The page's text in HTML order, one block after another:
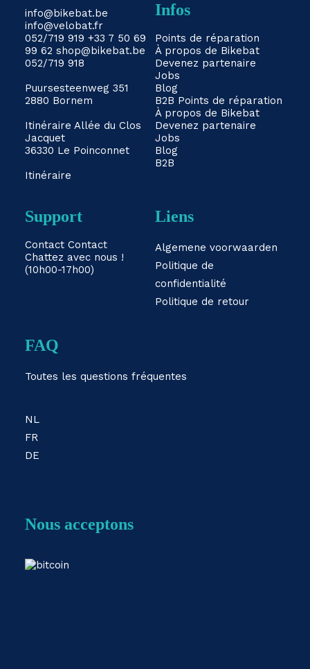
info@bikebat.be
info@velobat.fr
052/719 919 +33 7 50 69
99 62 shop@bikebat.be
052/719 918
Puursesteenweg 351
2880 Bornem
Itinéraire Allée du Clos
Jacquet
36330 Le Poinconnet
Itinéraire
Infos
Points de réparation
À propos de Bikebat
Devenez partenaire
Jobs
Blog
B2B Points de réparation
À propos de Bikebat
Devenez partenaire
Jobs
Blog
B2B
Support
Contact Contact
Chattez avec nous !
(10h00-17h00)
Liens
Algemene voorwaarden
Politique de
confidentialité
Politique de retour
FAQ
Toutes les questions fréquentes
NL
FR
DE
Nous acceptons